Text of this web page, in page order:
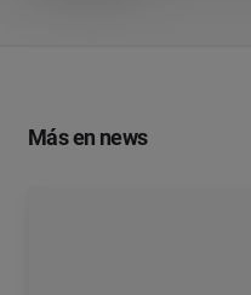
Más en news